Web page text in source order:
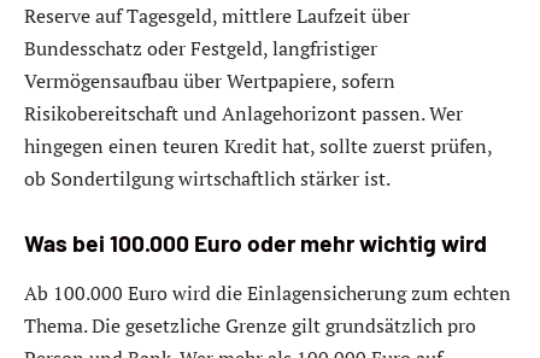
Reserve auf Tagesgeld, mittlere Laufzeit über
Bundesschatz oder Festgeld, langfristiger
Vermögensaufbau über Wertpapiere, sofern
Risikobereitschaft und Anlagehorizont passen. Wer
hingegen einen teuren Kredit hat, sollte zuerst prüfen,
ob Sondertilgung wirtschaftlich stärker ist.
Was bei 100.000 Euro oder mehr wichtig wird
Ab 100.000 Euro wird die Einlagensicherung zum echten
Thema. Die gesetzliche Grenze gilt grundsätzlich pro